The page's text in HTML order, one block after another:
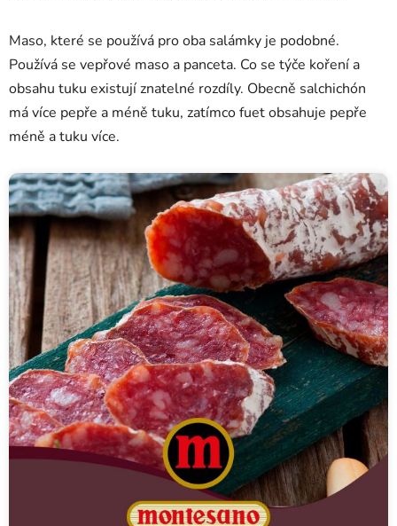
Maso, které se používá pro oba salámky je podobné.
Používá se vepřové maso a panceta. Co se týče koření a
obsahu tuku existují znatelné rozdíly. Obecně salchichón
má více pepře a méně tuku, zatímco fuet obsahuje pepře
méně a tuku více.